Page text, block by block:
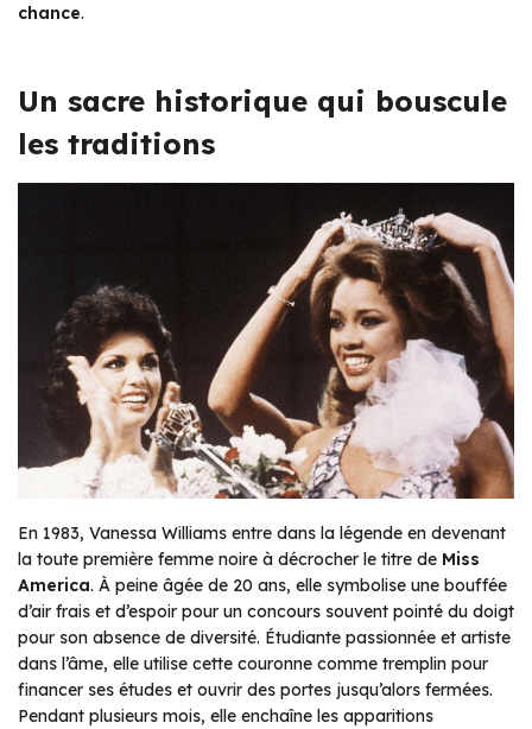
chance.
Un sacre historique qui bouscule
les traditions
En 1983, Vanessa Williams entre dans la légende en devenant
la toute première femme noire à décrocher le titre de Miss
America. À peine âgée de 20 ans, elle symbolise une bouffée
d’air frais et d’espoir pour un concours souvent pointé du doigt
pour son absence de diversité. Étudiante passionnée et artiste
dans l’âme, elle utilise cette couronne comme tremplin pour
financer ses études et ouvrir des portes jusqu’alors fermées.
Pendant plusieurs mois, elle enchaîne les apparitions